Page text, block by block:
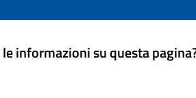
informazioni su questa